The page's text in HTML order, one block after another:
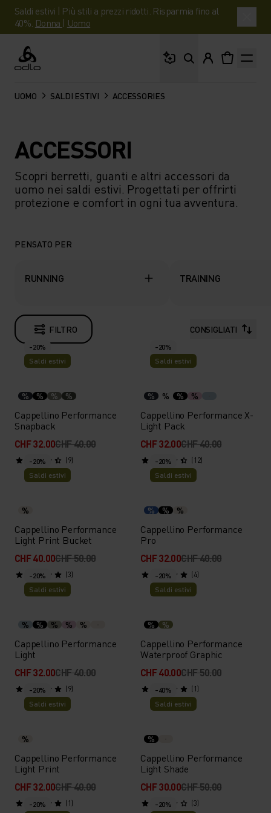
Saldi estivi | Più stili a prezzi ridotti. Risparmia fino al
40%. Donna | Uomo
Odlo
UOMO SALDI ESTIVI ACCESSORIES
ACCESSORI
Scopri berretti, guanti e altri accessori da
uomo nei saldi estivi. Progettati per offrirti
protezione e comfort in ogni tua avventura.
PENSATO PER
RUNNING TRAINING
FILTRO CONSIGLIATI
-20%
Saldi estivi
% % % %
Cappellino Performance
Snapback
CHF 32.00CHF 40.00
(9)
-20%
Saldi estivi
% % % %
Cappellino Performance X-
Light Pack
CHF 32.00CHF 40.00
(12)
-20%
Saldi estivi
%
Cappellino Performance
Light Print Bucket
CHF 40.00CHF 50.00
(3)
-20%
Saldi estivi
% % %
Cappellino Performance
Pro
CHF 32.00CHF 40.00
(4)
-20%
Saldi estivi
% % % % %
Cappellino Performance
Light
CHF 32.00CHF 40.00
(9)
-20%
Saldi estivi
% %
Cappellino Performance
Waterproof Graphic
CHF 40.00CHF 50.00
(1)
-20%
Saldi estivi
%
Cappellino Performance
Light Print
CHF 32.00CHF 40.00
(1)
-40%
Saldi estivi
%
Cappellino Performance
Light Shade
CHF 30.00CHF 50.00
(3)
-20%
-20%